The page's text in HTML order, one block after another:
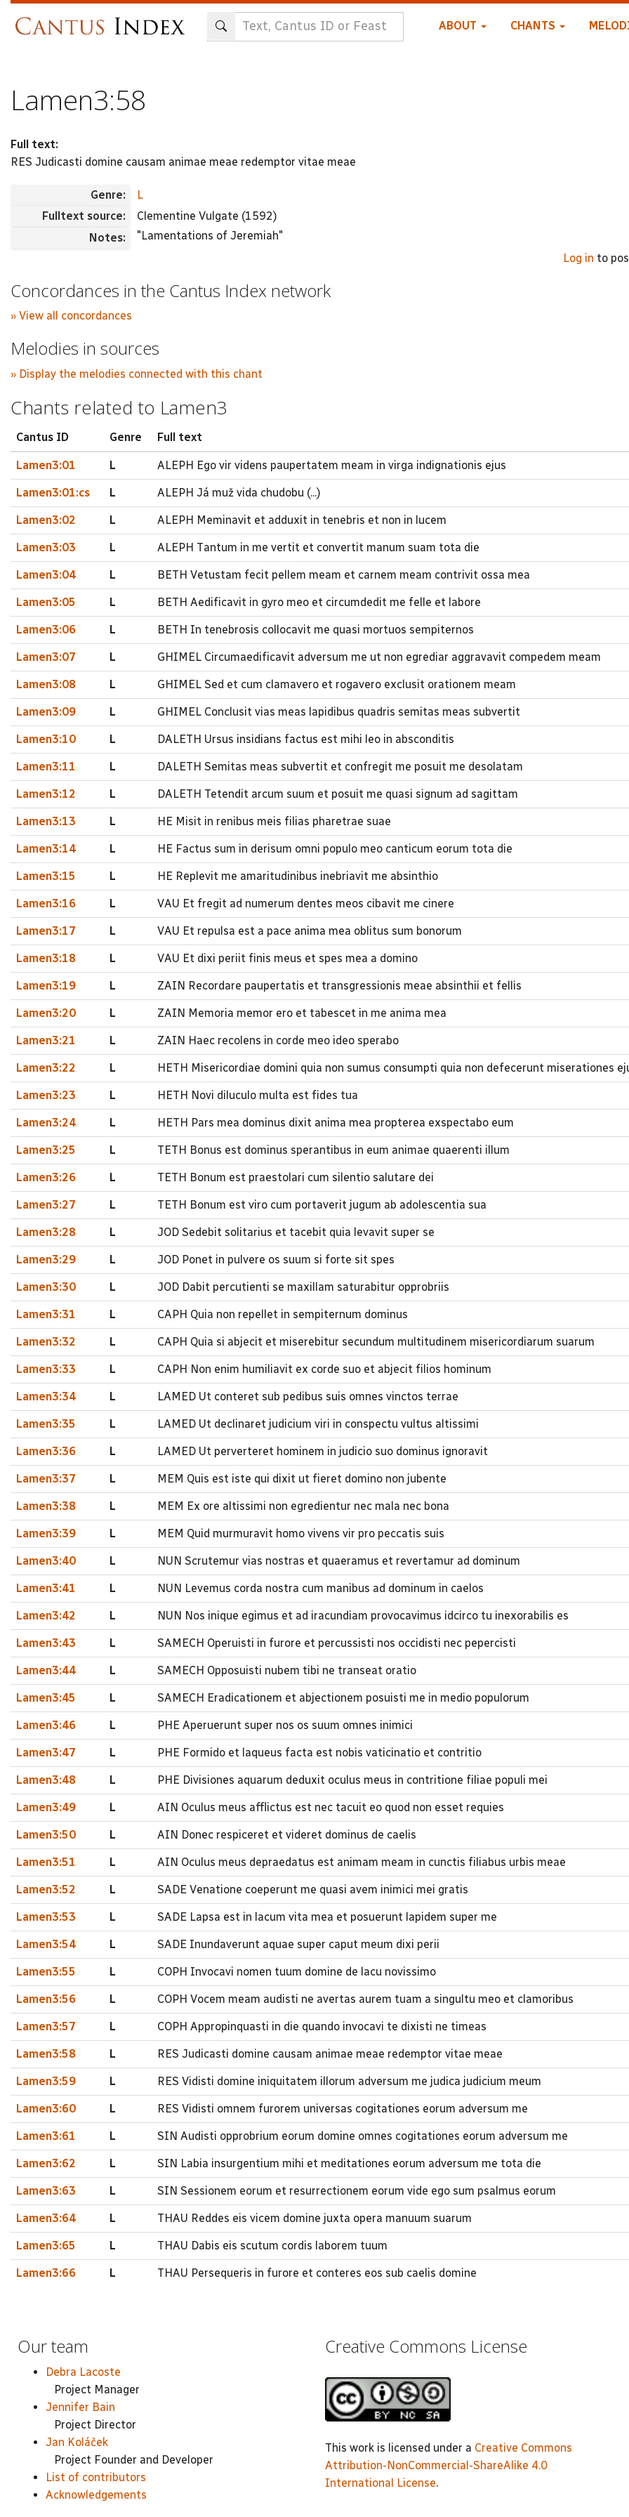
ABOUT CHANTS
Lamen3:58
Full text:
RES Judicasti domine causam animae meae redemptor vitae meae
Genre:
L
Fulltext source:
Clementine Vulgate (1592)
Notes:
"Lamentations of Jeremiah"
Log in to
Concordances in the Cantus Index network
» View all concordances
Melodies in sources
» Display the melodies connected with this chant
Chants related to Lamen3
Cantus ID Genre Full text
Lamen3:01 L ALEPH Ego vir videns paupertatem meam in virga indignationis ejus
Lamen3:01:cs L ALEPH Já muž vida chudobu (...)
Lamen3:02 L ALEPH Meminavit et adduxit in tenebris et non in lucem
Lamen3:03 L ALEPH Tantum in me vertit et convertit manum suam tota die
Lamen3:04 L BETH Vetustam fecit pellem meam et carnem meam contrivit ossa mea
Lamen3:05 L BETH Aedificavit in gyro meo et circumdedit me felle et labore
Lamen3:06 L BETH In tenebrosis collocavit me quasi mortuos sempiternos
Lamen3:07 L GHIMEL Circumaedificavit adversum me ut non egrediar aggravavit compedem meam
Lamen3:08 L GHIMEL Sed et cum clamavero et rogavero exclusit orationem meam
Lamen3:09 L GHIMEL Conclusit vias meas lapidibus quadris semitas meas subvertit
Lamen3:10 L DALETH Ursus insidians factus est mihi leo in absconditis
Lamen3:11 L DALETH Semitas meas subvertit et confregit me posuit me desolatam
Lamen3:12 L DALETH Tetendit arcum suum et posuit me quasi signum ad sagittam
Lamen3:13 L HE Misit in renibus meis filias pharetrae suae
Lamen3:14 L HE Factus sum in derisum omni populo meo canticum eorum tota die
Lamen3:15 L HE Replevit me amaritudinibus inebriavit me absinthio
Lamen3:16 L VAU Et fregit ad numerum dentes meos cibavit me cinere
Lamen3:17 L VAU Et repulsa est a pace anima mea oblitus sum bonorum
Lamen3:18 L VAU Et dixi periit finis meus et spes mea a domino
Lamen3:19 L ZAIN Recordare paupertatis et transgressionis meae absinthii et fellis
Lamen3:20 L ZAIN Memoria memor ero et tabescet in me anima mea
Lamen3:21 L ZAIN Haec recolens in corde meo ideo sperabo
Lamen3:22 L HETH Misericordiae domini quia non sumus consumpti quia non defecerunt miserationes
Lamen3:23 L HETH Novi diluculo multa est fides tua
Lamen3:24 L HETH Pars mea dominus dixit anima mea propterea exspectabo eum
Lamen3:25 L TETH Bonus est dominus sperantibus in eum animae quaerenti illum
Lamen3:26 L TETH Bonum est praestolari cum silentio salutare dei
Lamen3:27 L TETH Bonum est viro cum portaverit jugum ab adolescentia sua
Lamen3:28 L JOD Sedebit solitarius et tacebit quia levavit super se
Lamen3:29 L JOD Ponet in pulvere os suum si forte sit spes
Lamen3:30 L JOD Dabit percutienti se maxillam saturabitur opprobriis
Lamen3:31 L CAPH Quia non repellet in sempiternum dominus
Lamen3:32 L CAPH Quia si abjecit et miserebitur secundum multitudinem misericordiarum suarum
Lamen3:33 L CAPH Non enim humiliavit ex corde suo et abjecit filios hominum
Lamen3:34 L LAMED Ut conteret sub pedibus suis omnes vinctos terrae
Lamen3:35 L LAMED Ut declinaret judicium viri in conspectu vultus altissimi
Lamen3:36 L LAMED Ut perverteret hominem in judicio suo dominus ignoravit
Lamen3:37 L MEM Quis est iste qui dixit ut fieret domino non jubente
Lamen3:38 L MEM Ex ore altissimi non egredientur nec mala nec bona
Lamen3:39 L MEM Quid murmuravit homo vivens vir pro peccatis suis
Lamen3:40 L NUN Scrutemur vias nostras et quaeramus et revertamur ad dominum
Lamen3:41 L NUN Levemus corda nostra cum manibus ad dominum in caelos
Lamen3:42 L NUN Nos inique egimus et ad iracundiam provocavimus idcirco tu inexorabilis es
Lamen3:43 L SAMECH Operuisti in furore et percussisti nos occidisti nec pepercisti
Lamen3:44 L SAMECH Opposuisti nubem tibi ne transeat oratio
Lamen3:45 L SAMECH Eradicationem et abjectionem posuisti me in medio populorum
Lamen3:46 L PHE Aperuerunt super nos os suum omnes inimici
Lamen3:47 L PHE Formido et laqueus facta est nobis vaticinatio et contritio
Lamen3:48 L PHE Divisiones aquarum deduxit oculus meus in contritione filiae populi mei
Lamen3:49 L AIN Oculus meus afflictus est nec tacuit eo quod non esset requies
Lamen3:50 L AIN Donec respiceret et videret dominus de caelis
Lamen3:51 L AIN Oculus meus depraedatus est animam meam in cunctis filiabus urbis meae
Lamen3:52 L SADE Venatione coeperunt me quasi avem inimici mei gratis
Lamen3:53 L SADE Lapsa est in lacum vita mea et posuerunt lapidem super me
Lamen3:54 L SADE Inundaverunt aquae super caput meum dixi perii
Lamen3:55 L COPH Invocavi nomen tuum domine de lacu novissimo
Lamen3:56 L COPH Vocem meam audisti ne avertas aurem tuam a singultu meo et clamoribus
Lamen3:57 L COPH Appropinquasti in die quando invocavi te dixisti ne timeas
Lamen3:58 L RES Judicasti domine causam animae meae redemptor vitae meae
Lamen3:59 L RES Vidisti domine iniquitatem illorum adversum me judica judicium meum
Lamen3:60 L RES Vidisti omnem furorem universas cogitationes eorum adversum me
Lamen3:61 L SIN Audisti opprobrium eorum domine omnes cogitationes eorum adversum me
Lamen3:62 L SIN Labia insurgentium mihi et meditationes eorum adversum me tota die
Lamen3:63 L SIN Sessionem eorum et resurrectionem eorum vide ego sum psalmus eorum
Lamen3:64 L THAU Reddes eis vicem domine juxta opera manuum suarum
Lamen3:65 L THAU Dabis eis scutum cordis laborem tuum
Lamen3:66 L THAU Persequeris in furore et conteres eos sub caelis domine
Our team
Debra Lacoste
Project Manager
Jennifer Bain
Project Director
Jan Koláček
Project Founder and Developer
List of contributors
Acknowledgements
Creative Commons License
This work is licensed under a Creative Commons
Attribution-NonCommercial-ShareAlike 4.0
International License.